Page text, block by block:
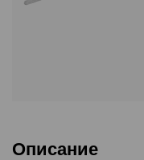
Описание